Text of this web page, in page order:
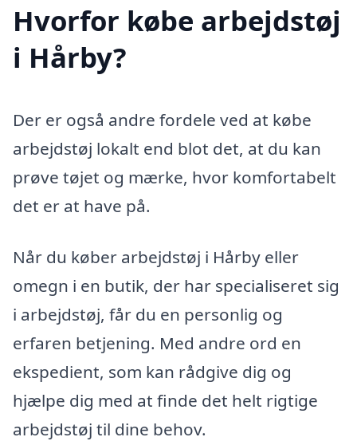
Hvorfor købe arbejdstøj
i Hårby?
Der er også andre fordele ved at købe
arbejdstøj lokalt end blot det, at du kan
prøve tøjet og mærke, hvor komfortabelt
det er at have på.
Når du køber arbejdstøj i Hårby eller
omegn i en butik, der har specialiseret sig
i arbejdstøj, får du en personlig og
erfaren betjening. Med andre ord en
ekspedient, som kan rådgive dig og
hjælpe dig med at finde det helt rigtige
arbejdstøj til dine behov.